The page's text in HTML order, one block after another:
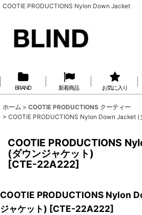
COOTIE PRODUCTIONS Nylon Down Jacket
BRAND 新着商品 お気に入り
ホーム > COOTIE PRODUCTIONS クーティー
> COOTIE PRODUCTIONS Nylon Down Jacket (
COOTIE PRODUCTIONS
(ダウンジャケット)
[CTE-22A222]
COOTIE PRODUCTIONS Nylon
ジャケット) [CTE-22A222]